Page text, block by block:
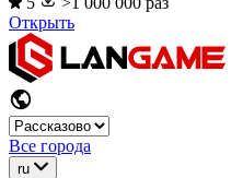
Открыть
Все города
ru